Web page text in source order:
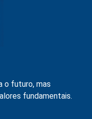
o futuro, mas
fundamentais.